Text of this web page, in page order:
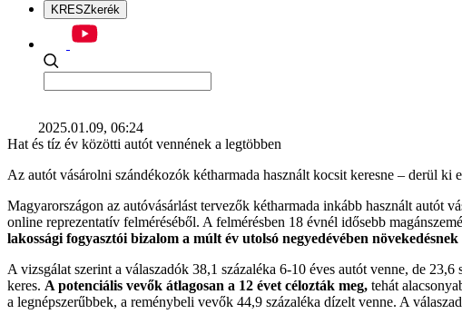
KRESZkerék
2025.01.09, 06:24
Hat és tíz év közötti autót vennének a legtöbben
Az autót vásárolni szándékozók kétharmada használt kocsit keresne – derül ki
Magyarországon az autóvásárlást tervezők kétharmada inkább használt autót
online reprezentatív felméréséből. A felmérésben 18 évnél idősebb
lakossági fogyasztói bizalom a múlt év utolsó negyedévében
A vizsgálat szerint a válaszadók 38,1 százaléka 6-10 éves autót venne, de
keres. A potenciális vevők átlagosan a 12 évet célozták meg, tehát
a legnépszerűbbek, a reménybeli vevők 44,9 százaléka dízelt venne. A